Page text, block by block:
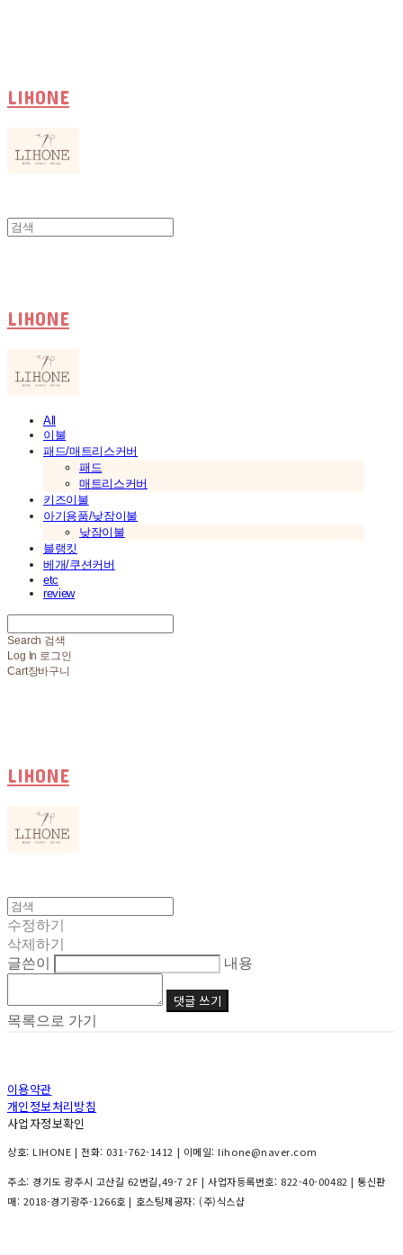
LIHONE
LIHONE
All
이불
패드/매트리스커버
패드
매트리스커버
키즈이불
아기용품/낮잠이불
낮잠이불
블랭킷
베개/쿠션커버
etc
review
Search 검색
Log In 로그인
Cart장바구니
LIHONE
수정하기
삭제하기
글쓴이
내용
댓글 쓰기
목록으로 가기
이용약관
개인정보처리방침
사업자정보확인
상호: LIHONE | 전화: 031-762-1412 | 이메일: lihone@naver.com
주소: 경기도 광주시 고산길 62번길,49-7 2F | 사업자등록번호: 822-40-00482 | 통신판
매: 2018-경기광주-1266호 | 호스팅제공자: (주)식스샵